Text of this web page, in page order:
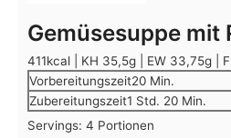
Gemüsesuppe mit
411kcal | KH 35,5g | EW 33,75g |
Vorbereitungszeit20Minuten
Min.
Zubereitungszeit1 Stunde
Std. 20Minuten
Min.
Servings: 4 Portionen